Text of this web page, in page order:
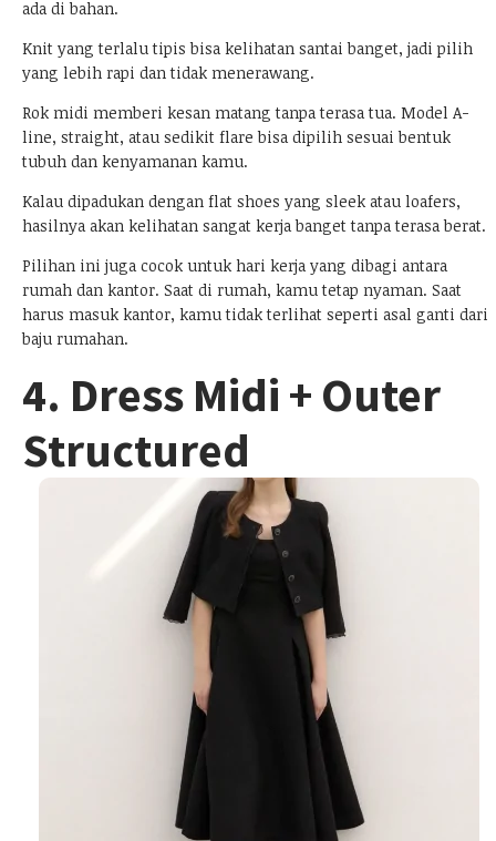
ada di bahan.
Knit yang terlalu tipis bisa kelihatan santai banget, jadi pilih
yang lebih rapi dan tidak menerawang.
Rok midi memberi kesan matang tanpa terasa tua. Model A-
line, straight, atau sedikit flare bisa dipilih sesuai bentuk
tubuh dan kenyamanan kamu.
Kalau dipadukan dengan flat shoes yang sleek atau loafers,
hasilnya akan kelihatan sangat kerja banget tanpa terasa berat.
Pilihan ini juga cocok untuk hari kerja yang dibagi antara
rumah dan kantor. Saat di rumah, kamu tetap nyaman. Saat
harus masuk kantor, kamu tidak terlihat seperti asal ganti dari
baju rumahan.
4. Dress Midi + Outer
Structured